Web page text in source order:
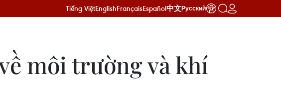
Tiếng ViệtEnglishFrançaisEspañol中文Русский
môi trường và khí